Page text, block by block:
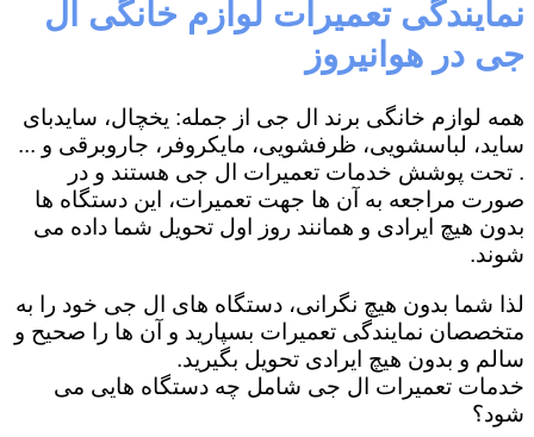
نمایندگی تعمیرات لوازم خانگی ال
جی در هوانیروز
همه لوازم خانگی برند ال جی از جمله: یخچال، سایدبای
ساید، لباسشویی، ظرفشویی، مایکروفر، جاروبرقی و ...
. تحت پوشش خدمات تعمیرات ال جی هستند و در
صورت مراجعه به آن ها جهت تعمیرات، این دستگاه ها
بدون هیچ ایرادی و همانند روز اول تحویل شما داده می
شوند.
لذا شما بدون هیچ نگرانی، دستگاه های ال جی خود را به
متخصصان نمایندگی تعمیرات بسپارید و آن ها را صحیح و
سالم و بدون هیچ ایرادی تحویل بگیرید.
خدمات تعمیرات ال جی شامل چه دستگاه هایی می
شود؟